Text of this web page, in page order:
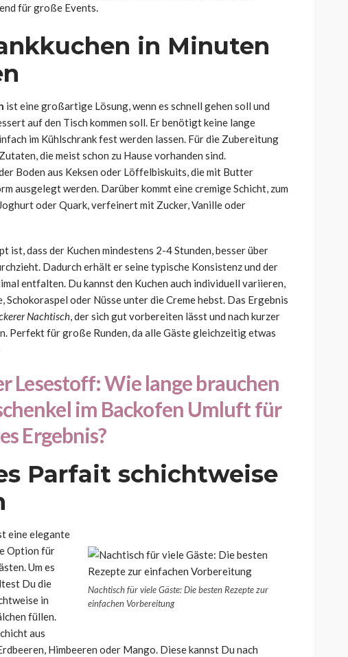
für große Events.
in Minuten
ist eine großartige Lösung, wenn es schnell gehen soll und
auf den Tisch kommen soll. Er benötigt keine lange
im Kühlschrank fest werden lassen. Für die Zubereitung
die meist schon zu Hause vorhanden sind.
Boden aus Keksen oder Löffelbiskuits, die mit Butter
ausgelegt werden. Darüber kommt eine cremige Schicht, zum
oder Quark, verfeinert mit Zucker, Vanille oder
ist, dass der Kuchen mindestens 2-4 Stunden, besser über
Dadurch erhält er seine typische Konsistenz und der
entfalten. Du kannst den Kuchen auch individuell variieren,
Schokoraspel oder Nüsse unter die Creme hebst. Das Ergebnis
Nachtisch, der sich gut vorbereiten lässt und nach kurzer
Perfekt für große Runden, da alle Gäste gleichzeitig etwas
Lesestoff:Wie lange brauchen
im Backofen Umluft für
Ergebnis?
Parfait schichtweise
Nachtisch für viele Gäste: Die besten Rezepte zur
einfachen Vorbereitung
eine elegante
Option für
Um es
Du die
in
füllen.
aus
Himbeeren oder Mango. Diese kannst Du nach